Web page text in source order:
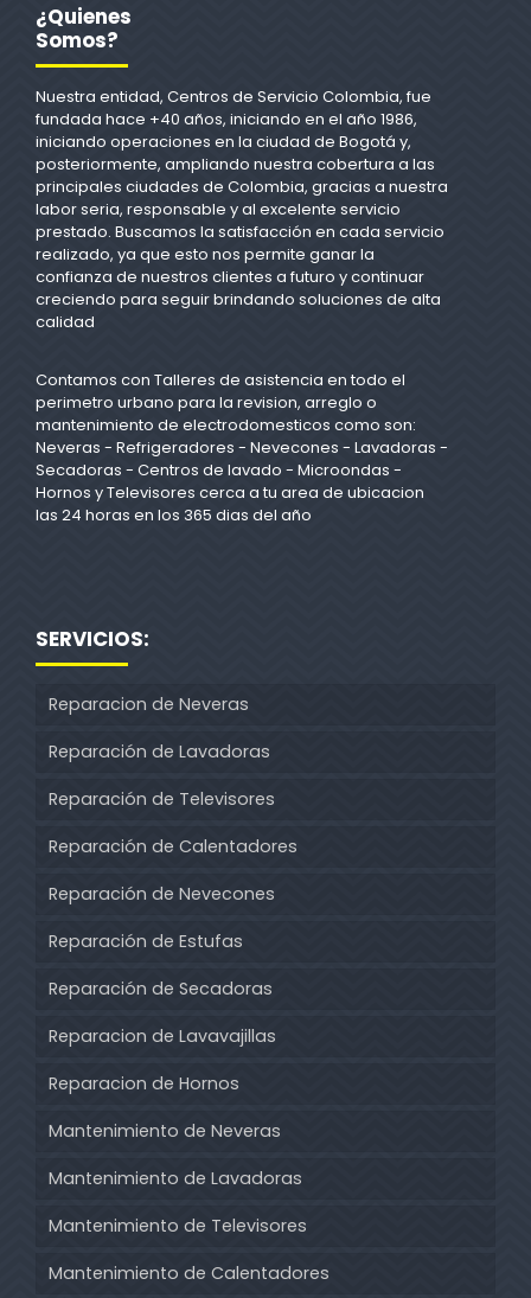
¿Quienes
Somos?
Nuestra entidad, Centros de Servicio Colombia, fue
fundada hace +40 años, iniciando en el año 1986,
iniciando operaciones en la ciudad de Bogotá y,
posteriormente, ampliando nuestra cobertura a las
principales ciudades de Colombia, gracias a nuestra
labor seria, responsable y al excelente servicio
prestado. Buscamos la satisfacción en cada servicio
realizado, ya que esto nos permite ganar la
confianza de nuestros clientes a futuro y continuar
creciendo para seguir brindando soluciones de alta
calidad
Contamos con Talleres de asistencia en todo el
perimetro urbano para la revision, arreglo o
mantenimiento de electrodomesticos como son:
Neveras - Refrigeradores - Nevecones - Lavadoras -
Secadoras - Centros de lavado - Microondas -
Hornos y Televisores cerca a tu area de ubicacion
las 24 horas en los 365 dias del año
SERVICIOS:
Reparacion de Neveras
Reparación de Lavadoras
Reparación de Televisores
Reparación de Calentadores
Reparación de Nevecones
Reparación de Estufas
Reparación de Secadoras
Reparacion de Lavavajillas
Reparacion de Hornos
Mantenimiento de Neveras
Mantenimiento de Lavadoras
Mantenimiento de Televisores
Mantenimiento de Calentadores